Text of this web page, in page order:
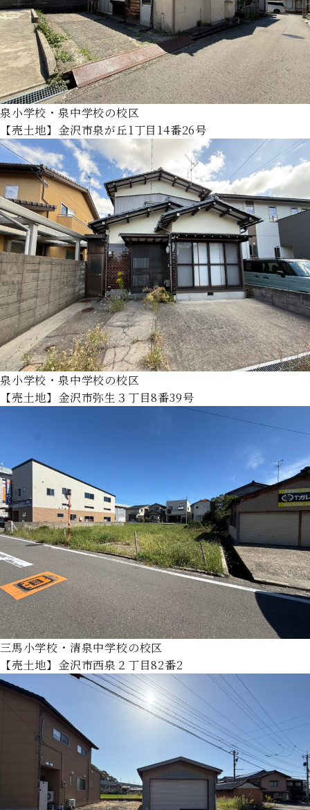
泉小学校・泉中学校の校区
【売土地】金沢市泉が丘1丁目14番26号
泉小学校・泉中学校の校区
【売土地】金沢市弥生３丁目8番39号
三馬小学校・清泉中学校の校区
【売土地】金沢市西泉２丁目82番2